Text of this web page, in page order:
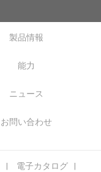
製品情報
能力
ニュース
お問い合わせ
電子カタログ